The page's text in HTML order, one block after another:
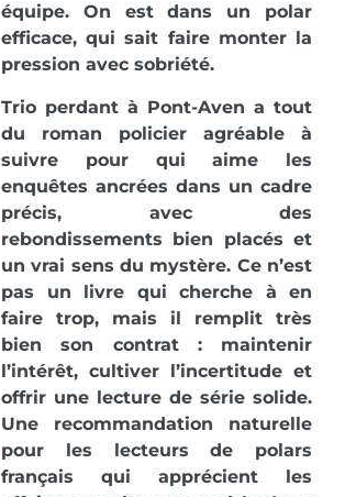
équipe. On est dans un polar
efficace, qui sait faire monter la
pression avec sobriété.
Trio perdant à Pont-Aven a tout
du roman policier agréable à
suivre pour qui aime les
enquêtes ancrées dans un cadre
précis, avec des
rebondissements bien placés et
un vrai sens du mystère. Ce n’est
pas un livre qui cherche à en
faire trop, mais il remplit très
bien son contrat : maintenir
l’intérêt, cultiver l’incertitude et
offrir une lecture de série solide.
Une recommandation naturelle
pour les lecteurs de polars
français qui apprécient les